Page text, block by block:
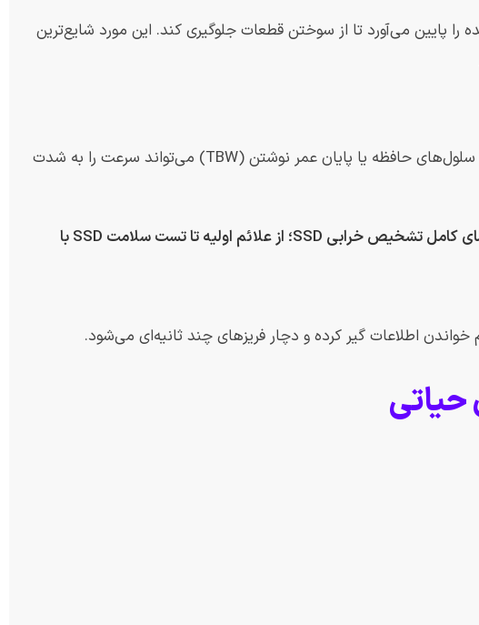
پایین می‌آورد تا از سوختن قطعات جلوگیری کند. این مورد شایع‌ترین
بسیاری تصور می‌کنند SSD هرگز خراب نمی‌شود، اما پر شدن بیش از حد سلول‌های حافظه یا پایان عمر نوشتن (TBW) می‌تواند سرعت را به شدت
راهنمای کامل تشخیص خرابی SSD؛ از علائم اولیه تا تست سلامت SSD با
اطلاعات گیر کرده و دچار فریزهای چند ثانیه‌ای می‌شود.
حیاتی